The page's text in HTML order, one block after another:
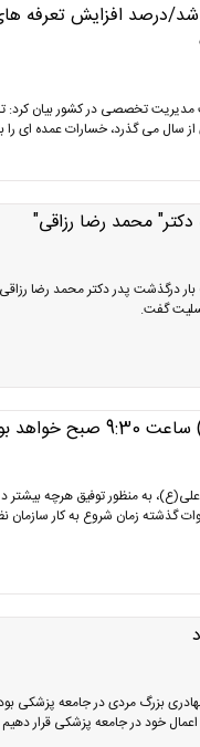
درصد افزایش تعرفه
تخصصی در کشور بیان کرد:
سال می گذرد، خسارات عمده ای را
محمد رضا رزاقی"
درگذشت پدر دکتر محمد رضا رزاقی
گفت.
به منظور توفیق هرچه بیشتر
گذشته زمان شروع به کار سازمان
بزرگ مردی در جامعه پزشکی
خود در جامعه پزشکی قرار